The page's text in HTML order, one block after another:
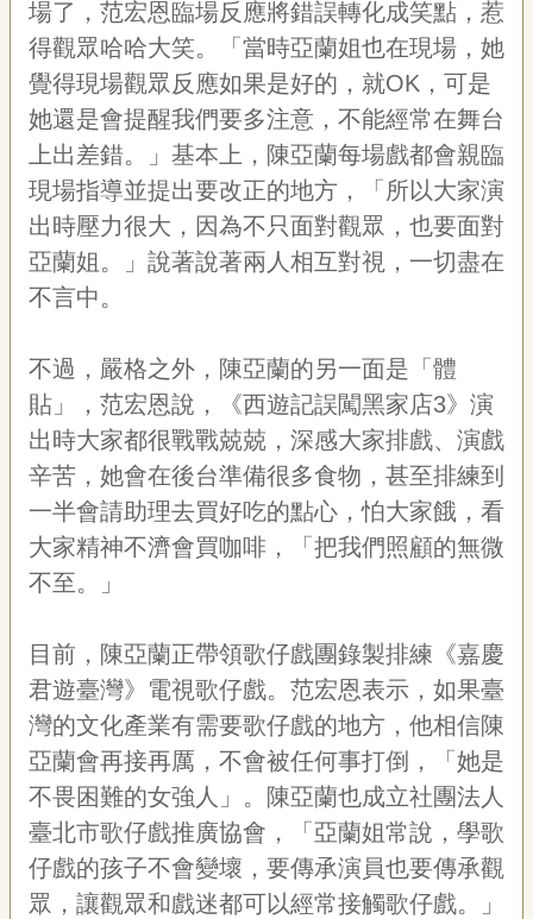
場了，范宏恩臨場反應將錯誤轉化成笑點，惹
得觀眾哈哈大笑。「當時亞蘭姐也在現場，她
覺得現場觀眾反應如果是好的，就OK ，可是
她還是會提醒我們要多注意，不能經常在舞台
上出差錯。」基本上，陳亞蘭每場戲都會親臨
現場指導並提出要改正的地方，「所以大家演
出時壓力很大，因為不只面對觀眾，也要面對
亞蘭姐。」說著說著兩人相互對視，一切盡在
不言中。
不過，嚴格之外，陳亞蘭的另一面是「體
貼」，范宏恩說，《西遊記誤闖黑家店3》演
出時大家都很戰戰兢兢，深感大家排戲、演戲
辛苦，她會在後台準備很多食物，甚至排練到
一半會請助理去買好吃的點心，怕大家餓，看
大家精神不濟會買咖啡，「把我們照顧的無微
不至。」
目前，陳亞蘭正帶領歌仔戲團錄製排練《嘉慶
君遊臺灣》電視歌仔戲。范宏恩表示，如果臺
灣的文化產業有需要歌仔戲的地方，他相信陳
亞蘭會再接再厲，不會被任何事打倒，「她是
不畏困難的女強人」。陳亞蘭也成立社團法人
臺北市歌仔戲推廣協會，「亞蘭姐常說，學歌
仔戲的孩子不會變壞，要傳承演員也要傳承觀
眾，讓觀眾和戲迷都可以經常接觸歌仔戲。」